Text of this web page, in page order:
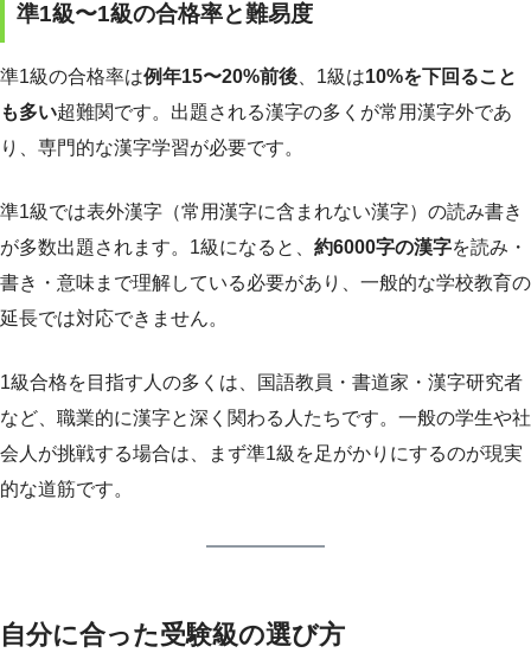
準1級〜1級の合格率と難易度
準1級の合格率は例年15〜20%前後 、1級は10%を下回ること
も多い超難関です。出題される漢字の多くが常用漢字外であ
り、専門的な漢字学習が必要です。
準1級では表外漢字（常用漢字に含まれない漢字）の読み書き
が多数出題されます。1級になると、 約6000字の漢字を読み・
書き・意味まで理解している必要があり、一般的な学校教育の
延長では対応できません。
1級合格を目指す人の多くは、国語教員・書道家・漢字研究者
など、職業的に漢字と深く関わる人たちです。一般の学生や社
会人が挑戦する場合は、まず準1級を足がかりにするのが現実
的な道筋です。
自分に合った受験級の選び方